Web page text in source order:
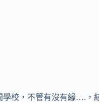
校，不管有沒有緣….，